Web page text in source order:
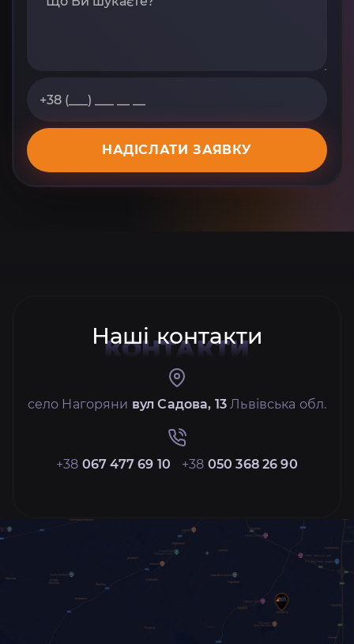
НАДІСЛАТИ ЗАЯВКУ
Наші контакти
КОНТАКТИ
село Нагоряни вул Садова, 13 Львівська обл.
+38 067 477 69 10 +38 050 368 26 90